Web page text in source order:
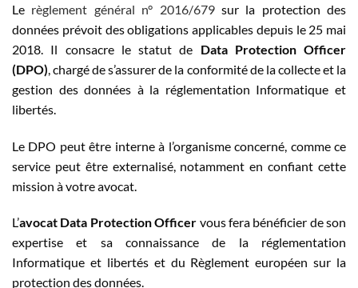
Le règlement général n° 2016/679sur la protection des
données prévoit des obligations applicables depuis le 25 mai
2018. Il consacre le statut de Data Protection Officer
(DPO), chargé de s’assurer de la conformité de la collecte et la
gestion des données à la réglementation Informatique et
libertés.
Le DPO peut être interne à l’organisme concerné, comme ce
service peut être externalisé, notamment en confiant cette
mission à votre avocat.
L’avocat Data Protection Officer vous fera bénéficier de son
expertise et sa connaissance de la réglementation
Informatique et libertés et du Règlement européen sur la
protection des données.